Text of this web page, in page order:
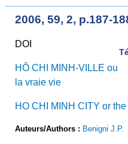
2006, 59, 2, p.187-
DOI
HÔ CHI MINH-VILLE ou
la vraie vie
HO CHI MINH CITY or
Auteurs/Authors : Benigni J.P.